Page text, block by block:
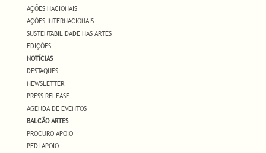
AÇÕES NACIONAIS
AÇÕES INTERNACIONAIS
SUSTENTABILIDADE NAS ARTES
EDIÇÕES
NOTÍCIAS
DESTAQUES
NEWSLETTER
PRESS RELEASE
AGENDA DE EVENTOS
BALCÃO ARTES
PROCURO APOIO
PEDI APOIO